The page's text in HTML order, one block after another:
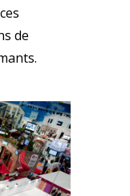
de